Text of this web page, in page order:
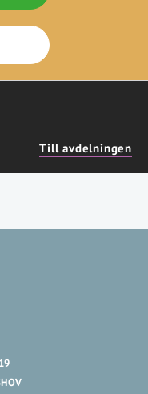
Till avdelningen